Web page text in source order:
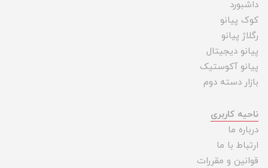
داشبورد
کوک پیانو
رگلاژ پیانو
پیانو دیجیتال
پیانو آکوستیک
بازار دسته دوم
ناحیه کاربری
درباره ما
ارتباط با ما
قوانین و مقررات